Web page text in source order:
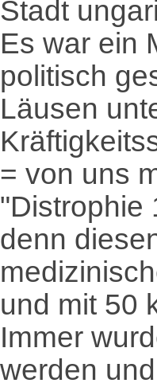
Stadt
Es war ein
politisch
Läusen
= von uns
"Distrophie
denn
und mit 50
Immer
werden